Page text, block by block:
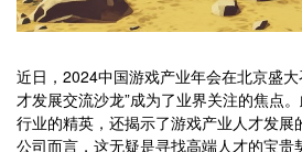
近日，2024中国游戏产业年会在北京盛
才发展交流沙龙”成为了业界关注的焦点
行业的精英，还揭示了游戏产业人才发展
公司而言，这无疑是寻找高端人才的宝贵